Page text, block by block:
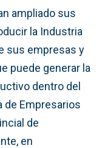
ampliado sus
la Industria
sus empresas y
puede generar la
dentro del
de Empresarios
de
en